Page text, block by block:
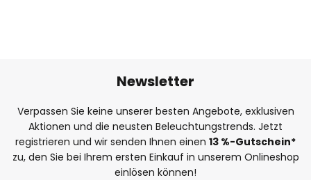
Newsletter
Verpassen Sie keine unserer besten Angebote, exklusiven
Aktionen und die neusten Beleuchtungstrends. Jetzt
registrieren und wir senden Ihnen einen 13 %-Gutschein*
zu, den Sie bei Ihrem ersten Einkauf in unserem Onlineshop
einlösen können!